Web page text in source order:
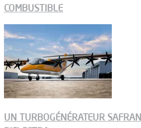
COMBUSTIBLE
UN TURBOGÉNÉRATEUR